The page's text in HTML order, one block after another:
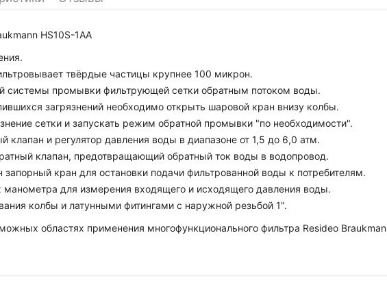
HS10S-1AA
твёрдые частицы крупнее 100 микрон.
системы промывки фильтрующей сетки обратным потоком воды.
загрязнений необходимо открыть шаровой кран внизу колбы.
сетки и запускать режим обратной промывки "по необходимости".
и регулятор давления воды в диапазоне от 1,5 до 6,0 атм.
клапан, предотвращающий обратный ток воды в водопровод.
кран для остановки подачи фильтрованной воды к потребителям.
для измерения входящего и исходящего давления воды.
колбы и латунными фитингами с наружной резьбой 1".
областях применения многофункционального фильтра Resideo